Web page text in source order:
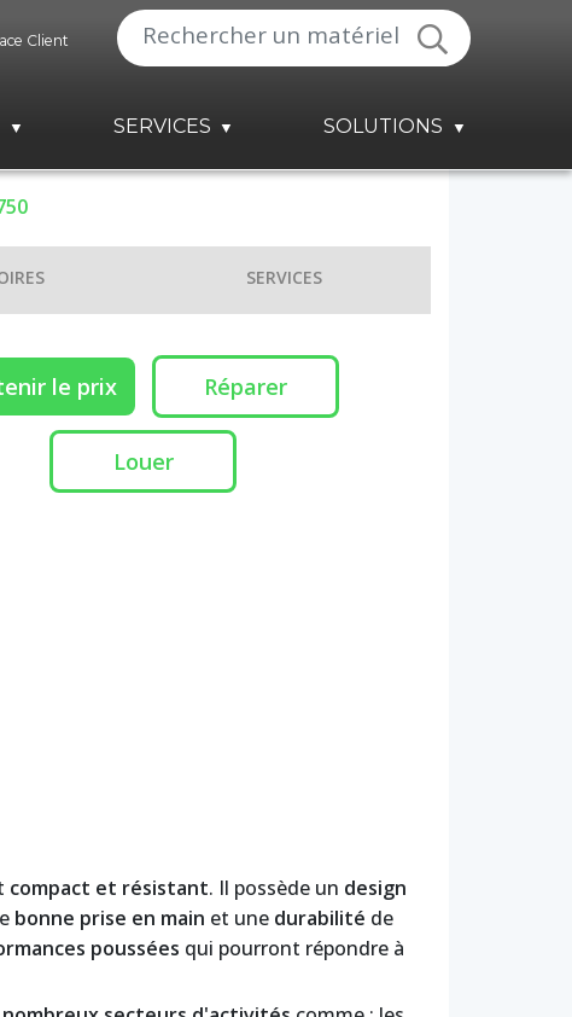
Client
SERVICES SOLUTIONS
SERVICES
le prix Réparer
Louer
compact et résistant. Il possède un design
bonne prise en main et une durabilité de
poussées qui pourront répondre à